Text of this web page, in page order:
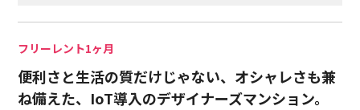
フリーレント1ヶ月
便利さと生活の質だけじゃない、オシャレさも兼
ね備えた、IoT導入のデザイナーズマンション。